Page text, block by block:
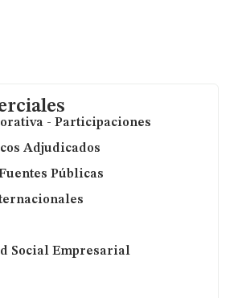
- Participaciones
Adjudicados
Públicas
Social Empresarial